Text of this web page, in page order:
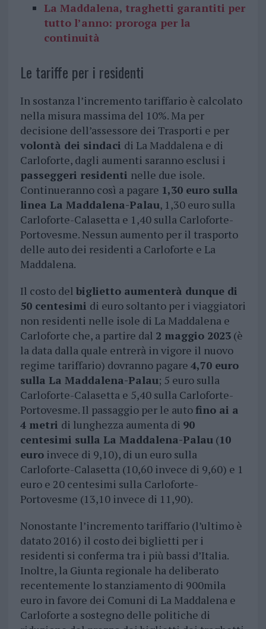
La Maddalena, traghetti garantiti per
tutto l’anno: proroga per la
continuità
Le tariffe per i residenti
In sostanza l’incremento tariffario è calcolato
nella misura massima del 10%. Ma per
decisione dell’assessore dei Trasporti e per
volontà dei sindaci di La Maddalena e di
Carloforte, dagli aumenti saranno esclusi i
passeggeri residenti nelle due isole.
Continueranno così a pagare 1,30 euro sulla
linea La Maddalena-Palau, 1,30 euro sulla
Carloforte-Calasetta e 1,40 sulla Carloforte-
Portovesme. Nessun aumento per il trasporto
delle auto dei residenti a Carloforte e La
Maddalena.
Il costo del biglietto aumenterà dunque di
50 centesimi di euro soltanto per i viaggiatori
non residenti nelle isole di La Maddalena e
Carloforte che, a partire dal 2 maggio 2023(è
la data dalla quale entrerà in vigore il nuovo
regime tariffario) dovranno pagare 4,70 euro
sulla La Maddalena-Palau; 5 euro sulla
Carloforte-Calasetta e 5,40 sulla Carloforte-
Portovesme. Il passaggio per le autofino ai a
4 metri di lunghezza aumenta di 90
centesimi sulla La Maddalena-Palau(10
euroinvece di 9,10), di un euro sulla
Carloforte-Calasetta (10,60 invece di 9,60) e 1
euro e 20 centesimi sulla Carloforte-
Portovesme (13,10 invece di 11,90).
Nonostante l’incremento tariffario (l’ultimo è
datato 2016) il costo dei biglietti per i
residenti si conferma tra i più bassi d’Italia.
Inoltre, la Giunta regionale ha deliberato
recentemente lo stanziamento di 900mila
euro in favore dei Comuni di La Maddalena e
Carloforte a sostegno delle politiche di